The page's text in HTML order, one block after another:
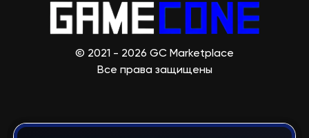
© 2021 - 2026 GC Marketplace
Все права защищены